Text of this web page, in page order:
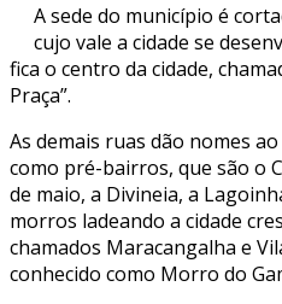
A sede do município é
cujo vale a cidade se
fica o centro da cidade,
Praça”.
As demais ruas dão nomes
como pré-bairros, que são o
de maio, a Divineia, a
morros ladeando a cidade
chamados Maracangalha e
conhecido como Morro do